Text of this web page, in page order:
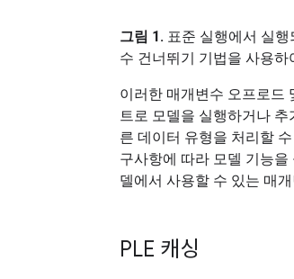
그림 1. 표준 실행에서 실행
수 건너뛰기 기법을 사용
이러한 매개변수 오프로드
트로 모델을 실행하거나
른 데이터 유형을 처리할
구사항에 따라 모델 기능을
델에서 사용할 수 있는 매
PLE 캐싱